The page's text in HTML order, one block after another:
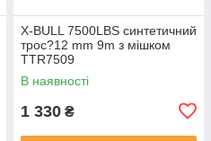
X-BULL 7500LBS синтетичний
трос?12 mm 9m з мішком
TTR7509
В наявності
1 330 ₴